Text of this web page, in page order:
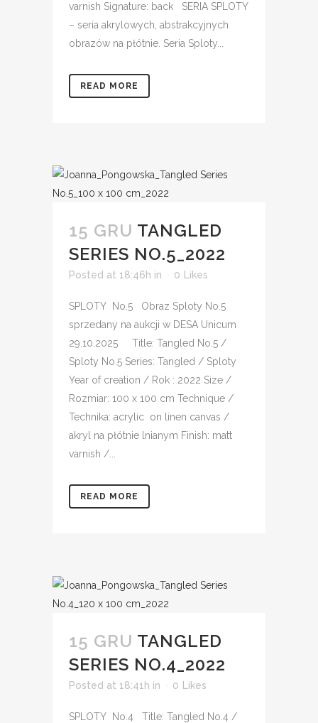
varnish Signature: back SERIA SPLOTY
– seria akrylowych, abstrakcyjnych
obrazów na płótnie. Seria Sploty...
READ MORE
15 GRU TANGLED
SERIES NO.5_2022
Posted at 18:46h in 0 Likes
SPLOTY No.5 Obraz Sploty No.5
sprzedany na aukcji w DESA Unicum
29.10.2025 Title: Tangled No.5 /
Sploty No.5 Series: Tangled / Sploty
Year of creation / Rok : 2022 Size /
Rozmiar: 100 x 100 cm Technique /
Technika: acrylic on linen canvas /
akryl na płótnie lnianym Finish: matt
varnish /...
READ MORE
15 GRU TANGLED
SERIES NO.4_2022
Posted at 18:41h in 0 Likes
SPLOTY No.4 Title: Tangled No.4 /